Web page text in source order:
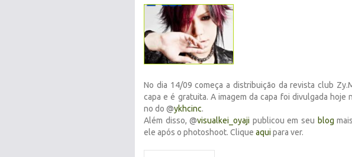
No dia 14/09 começa a distribuição da revista club
capa e é gratuita. A imagem da capa foi divulgada hoje
no do @ykhcinc.
Além disso, @visualkei_oyaji publicou em seu blog
ele após o photoshoot. Clique aqui para ver.